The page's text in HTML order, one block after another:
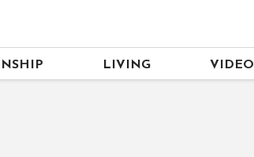
LIVING VIDEO